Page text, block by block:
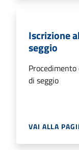
Iscrizione
seggio
di seggio
VAI ALLA